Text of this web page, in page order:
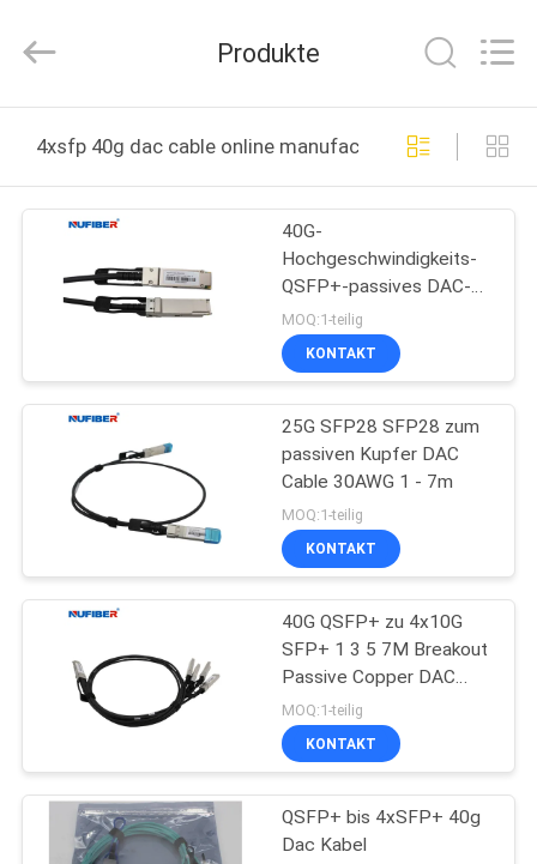
HAUS
PRODUKTE
ÜBER
FABRIK-
AUSFLUG
QUALITÄTSKONTROLLE
TRETEN
VERBINDUNG
Rights
by
Produkte
4xsfp 40g dac cable online manufacture
40G-
Hochgeschwindigkeits-
QSFP+-passives DAC-
Kabel für FTTB-FTTX-
Netzwerke
MOQ:1-teilig
KONTAKT
25G SFP28 SFP28 zum
passiven Kupfer DAC
Cable 30AWG 1 - 7m
MOQ:1-teilig
KONTAKT
40G QSFP+ zu 4x10G
SFP+ 1 3 5 7M Breakout
Passive Copper DAC
Cable
MOQ:1-teilig
KONTAKT
QSFP+ bis 4xSFP+ 40g
Dac Kabel